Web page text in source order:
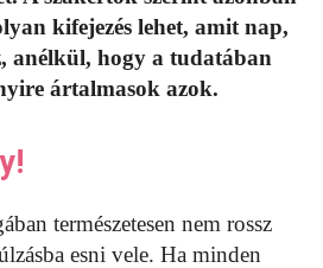
kifejezés lehet, amit nap,
anélkül, hogy a tudatában
ártalmasok azok.
természetesen nem rossz
esni vele. Ha minden